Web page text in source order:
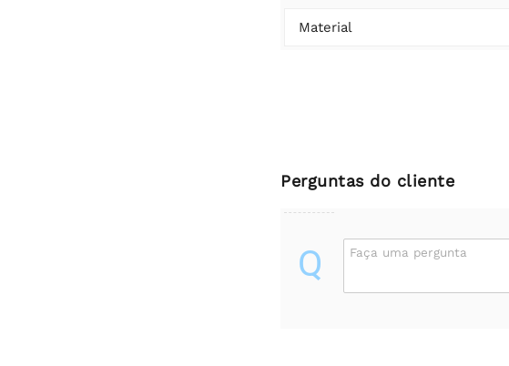
Material
Perguntas do cliente
Q Faça uma pergunta